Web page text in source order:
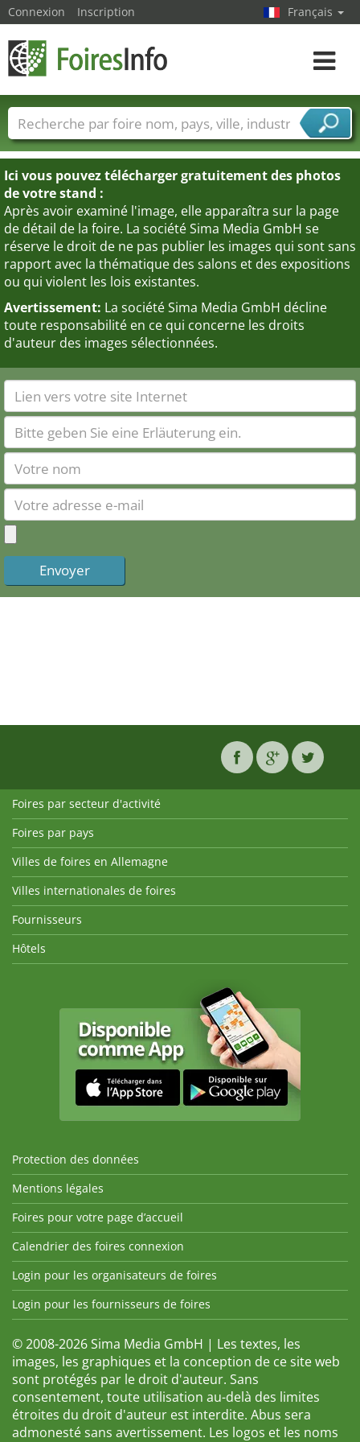
Ici vous pouvez télécharger gratuitement des photos
de votre stand :
Après avoir examiné l'image, elle apparaîtra sur la page
de détail de la foire. La société Sima Media GmbH se
réserve le droit de ne pas publier les images qui sont sans
rapport avec la thématique des salons et des expositions
ou qui violent les lois existantes.
Avertissement: La société Sima Media GmbH décline
toute responsabilité en ce qui concerne les droits
d'auteur des images sélectionnées.
Connexion Inscription Français
Toggle
Foire noms Pays Villes
Secteurs de foire
Secteurs du fournisseur de services
Foires par secteur d'activité
Foires par pays
Villes de foires en Allemagne
Villes internationales de foires
Fournisseurs
Hôtels
Protection des données
Mentions légales
Foires pour votre page d’accueil
Calendrier des foires connexion
Login pour les organisateurs de foires
Login pour les fournisseurs de foires
© 2008-2026 Sima Media GmbH | Les textes, les
images, les graphiques et la conception de ce site web
sont protégés par le droit d'auteur. Sans
consentement, toute utilisation au-delà des limites
étroites du droit d'auteur est interdite. Abus sera
admonesté sans avertissement. Les logos et les noms